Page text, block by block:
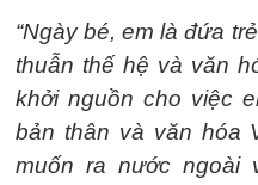
“Ngày bé, em là đứa
thuẫn thế hệ và văn
khởi nguồn cho việc
bản thân và văn hóa
muốn ra nước ngoài